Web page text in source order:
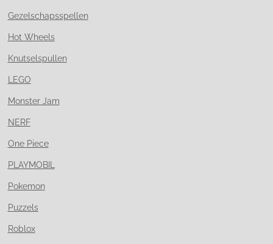
Gezelschapsspellen
Hot Wheels
Knutselspullen
LEGO
Monster Jam
NERF
One Piece
PLAYMOBIL
Pokemon
Puzzels
Roblox